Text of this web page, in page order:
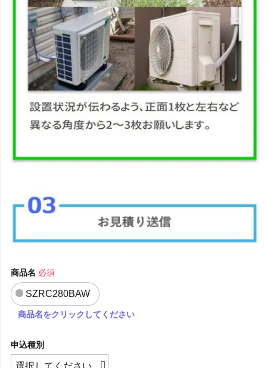
商品名 必須
SZRC280BAW
商品名をクリックしてください
申込種別